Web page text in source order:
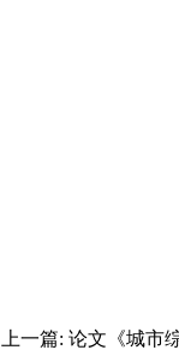
上一篇: 论文《城市